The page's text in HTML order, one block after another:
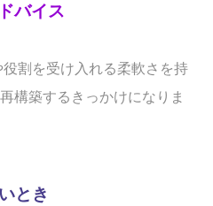
バイス
割を受け入れる柔軟さを持
構築するきっかけになりま
とき